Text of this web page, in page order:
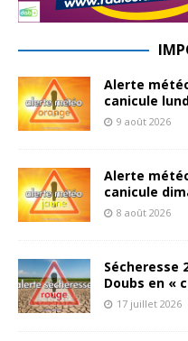
Alerte
canicule
9 août 2026
Alerte
canicule
8 août 2026
Sécheresse
Doubs en «
17 juillet 2026